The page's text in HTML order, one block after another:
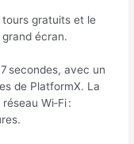
tours gratuits et le
écran.
secondes, avec un
de PlatformX. La
Wi‑Fi :